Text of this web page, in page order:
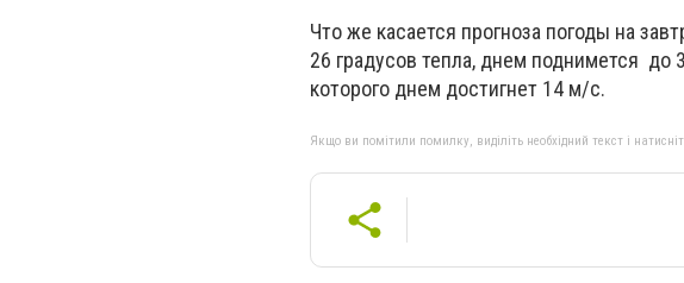
Что же касается прогноза погоды на
26 градусов тепла, днем поднимется до
которого днем достигнет 14 м/с.
Якщо ви помітили помилку, виділіть необхідний текст і